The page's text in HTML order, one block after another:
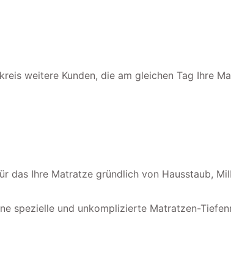
weitere Kunden, die am gleichen Tag Ihre
das Ihre Matratze gründlich von Hausstaub,
spezielle und unkomplizierte Matratzen-